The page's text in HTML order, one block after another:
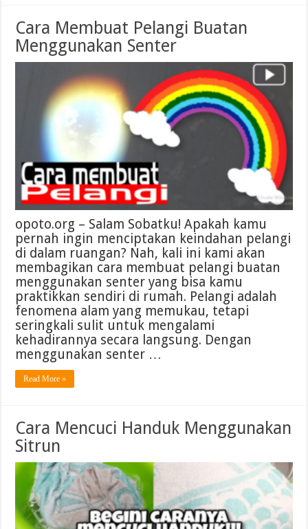
Cara Membuat Pelangi Buatan
Menggunakan Senter
opoto.org – Salam Sobatku! Apakah kamu
pernah ingin menciptakan keindahan pelangi
di dalam ruangan? Nah, kali ini kami akan
membagikan cara membuat pelangi buatan
menggunakan senter yang bisa kamu
praktikkan sendiri di rumah. Pelangi adalah
fenomena alam yang memukau, tetapi
seringkali sulit untuk mengalami
kehadirannya secara langsung. Dengan
menggunakan senter …
Read More »
Cara Mencuci Handuk Menggunakan
Sitrun